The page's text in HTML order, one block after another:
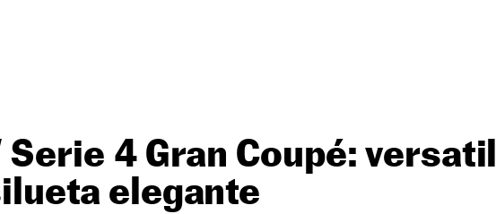
Serie 4 Gran Coupé:
elegante